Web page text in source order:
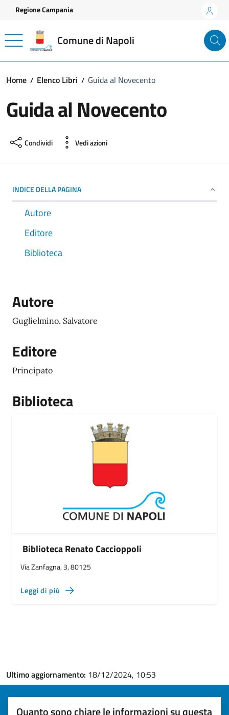
Vai ai contenuti
Vai al footer
Regione Campania
Comune di Napoli
Home Elenco Libri Guida al Novecento
Guida al Novecento
Condividi Vedi azioni
INDICE DELLA PAGINA
Autore
Editore
Biblioteca
Autore
Guglielmino, Salvatore
Editore
Principato
Biblioteca
Biblioteca Renato Caccioppoli
Via Zanfagna, 3, 80125
Leggi di più
Ultimo aggiornamento: 18/12/2024, 10:53
Quanto sono chiare le informazioni su questa